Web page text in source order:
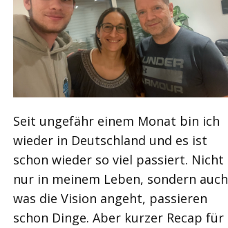
Seit ungefähr einem Monat bin ich
wieder in Deutschland und es ist
schon wieder so viel passiert. Nicht
nur in meinem Leben, sondern auch
was die Vision angeht, passieren
schon Dinge. Aber kurzer Recap für